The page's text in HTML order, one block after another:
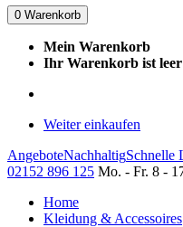
0 Warenkorb
Mein Warenkorb
Ihr Warenkorb ist leer
Weiter einkaufen
AngeboteNachhaltigSchnelle
02152 896 125 Mo. - Fr. 8 -
Home
Kleidung & Accessoires